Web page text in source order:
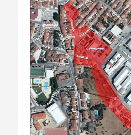
Termo de Pesquisa
Categorias gerais